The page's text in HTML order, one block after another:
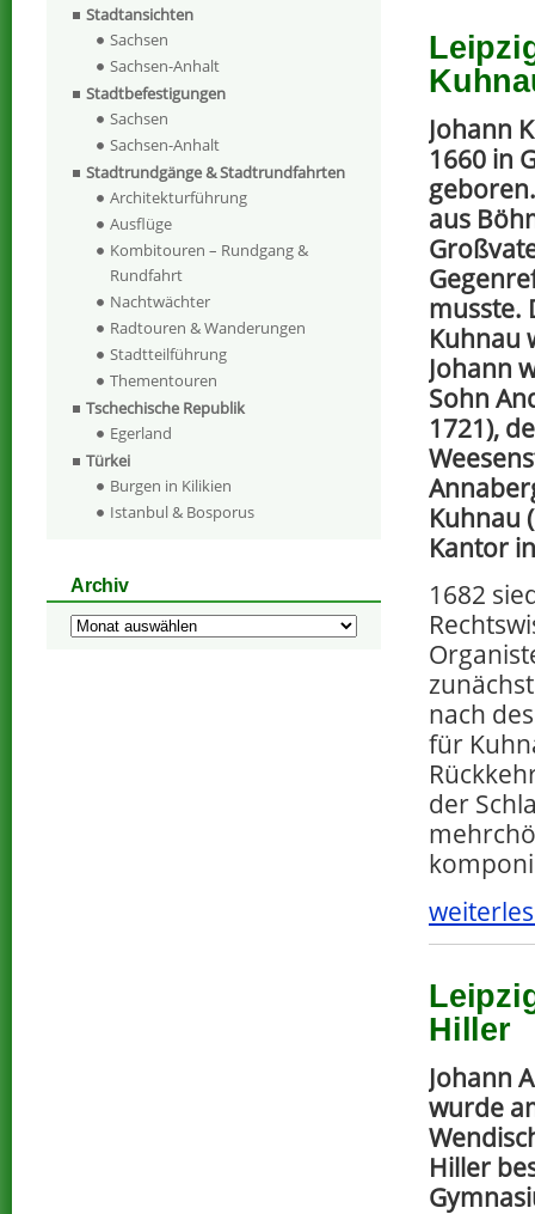
Johann
1660 in
aus
musste.
Kuhnau
Johann
Sohn
1721),
Kuhnau
Kantor
1682
nach
für
der
Hiller
Johann
wurde
Hiller
Stadtansichten
Sachsen
Sachsen-Anhalt
Stadtbefestigungen
Sachsen
Sachsen-Anhalt
Stadtrundgänge & Stadtrundfahrten
Architekturführung
Ausflüge
Kombitouren – Rundgang &
Rundfahrt
Nachtwächter
Radtouren & Wanderungen
Stadtteilführung
Thementouren
Tschechische Republik
Egerland
Türkei
Burgen in Kilikien
Istanbul & Bosporus
Archiv
Archiv